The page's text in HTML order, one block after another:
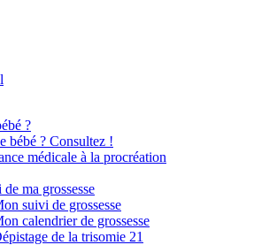
?
bébé ? Consultez !
médicale à la procréation
ma grossesse
suivi de grossesse
calendrier de grossesse
de la trisomie 21